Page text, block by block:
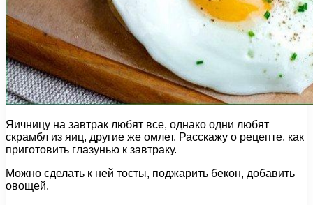
Яичницу на завтрак любят все, однако одни любят
скрамбл из яиц, другие же омлет. Расскажу о рецепте, как
приготовить глазунью к завтраку.
Можно сделать к ней тосты, поджарить бекон, добавить
овощей.